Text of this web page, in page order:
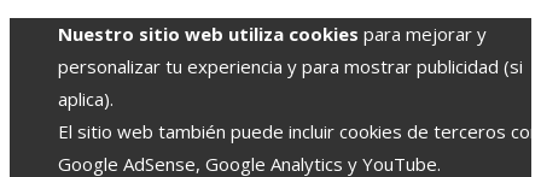
Nuestro sitio web utiliza cookies para mejorar y
personalizar tu experiencia y para mostrar publicidad (si
aplica).
El sitio web también puede incluir cookies de terceros
Google AdSense, Google Analytics y YouTube.